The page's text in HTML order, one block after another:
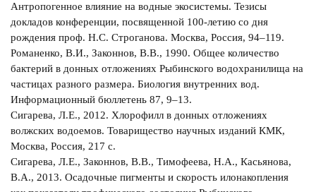
Антропогенное влияние на водные экосистемы. Тезисы
докладов конференции, посвященной 100-летию со дня
рождения проф. Н.С. Строганова. Москва, Россия, 94–119.
Романенко, В.И., Законнов, В.В., 1990. Общее количество
бактерий в донных отложениях Рыбинского водохранилища на
частицах разного размера. Биология внутренних вод.
Информационный бюллетень 87, 9–13.
Сигарева, Л.Е., 2012. Хлорофилл в донных отложениях
волжских водоемов. Товарищество научных изданий КМК,
Москва, Россия, 217 с.
Сигарева, Л.Е., Законнов, В.В., Тимофеева, Н.А., Касьянова,
В.А., 2013. Осадочные пигменты и скорость илонакопления